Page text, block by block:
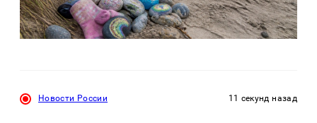
Новости России 11 секунд назад